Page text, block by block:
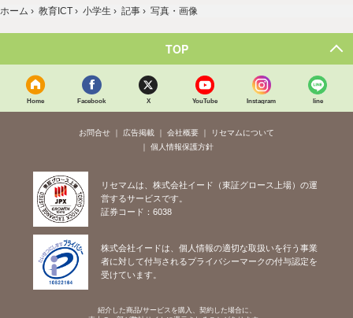
ホーム › 教育ICT › 小学生 › 記事 › 写真・画像
TOP
Home Facebook X YouTube Instagram line
お問合せ 広告掲載 会社概要
リセマムについて
個人情報保護方針
リセマムは、株式会社イード（東証グロース上場）の運
営するサービスです。
証券コード：6038
株式会社イードは、個人情報の適切な取扱いを行う事業
者に対して付与されるプライバシーマークの付与認定を
受けています。
紹介した商品/サービスを購入、契約した場合に、